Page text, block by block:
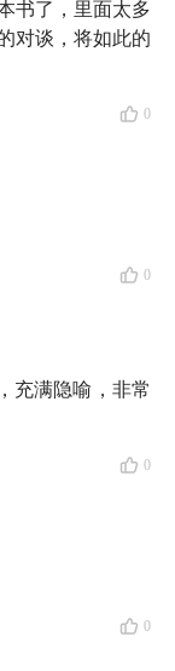
酿制而成
容易催生人类
展开方式
，每天画图不
划，
意思了」
岁，「青春的
书了，里面太多
对谈，将如此的
0
0
充满隐喻，非常
0
0